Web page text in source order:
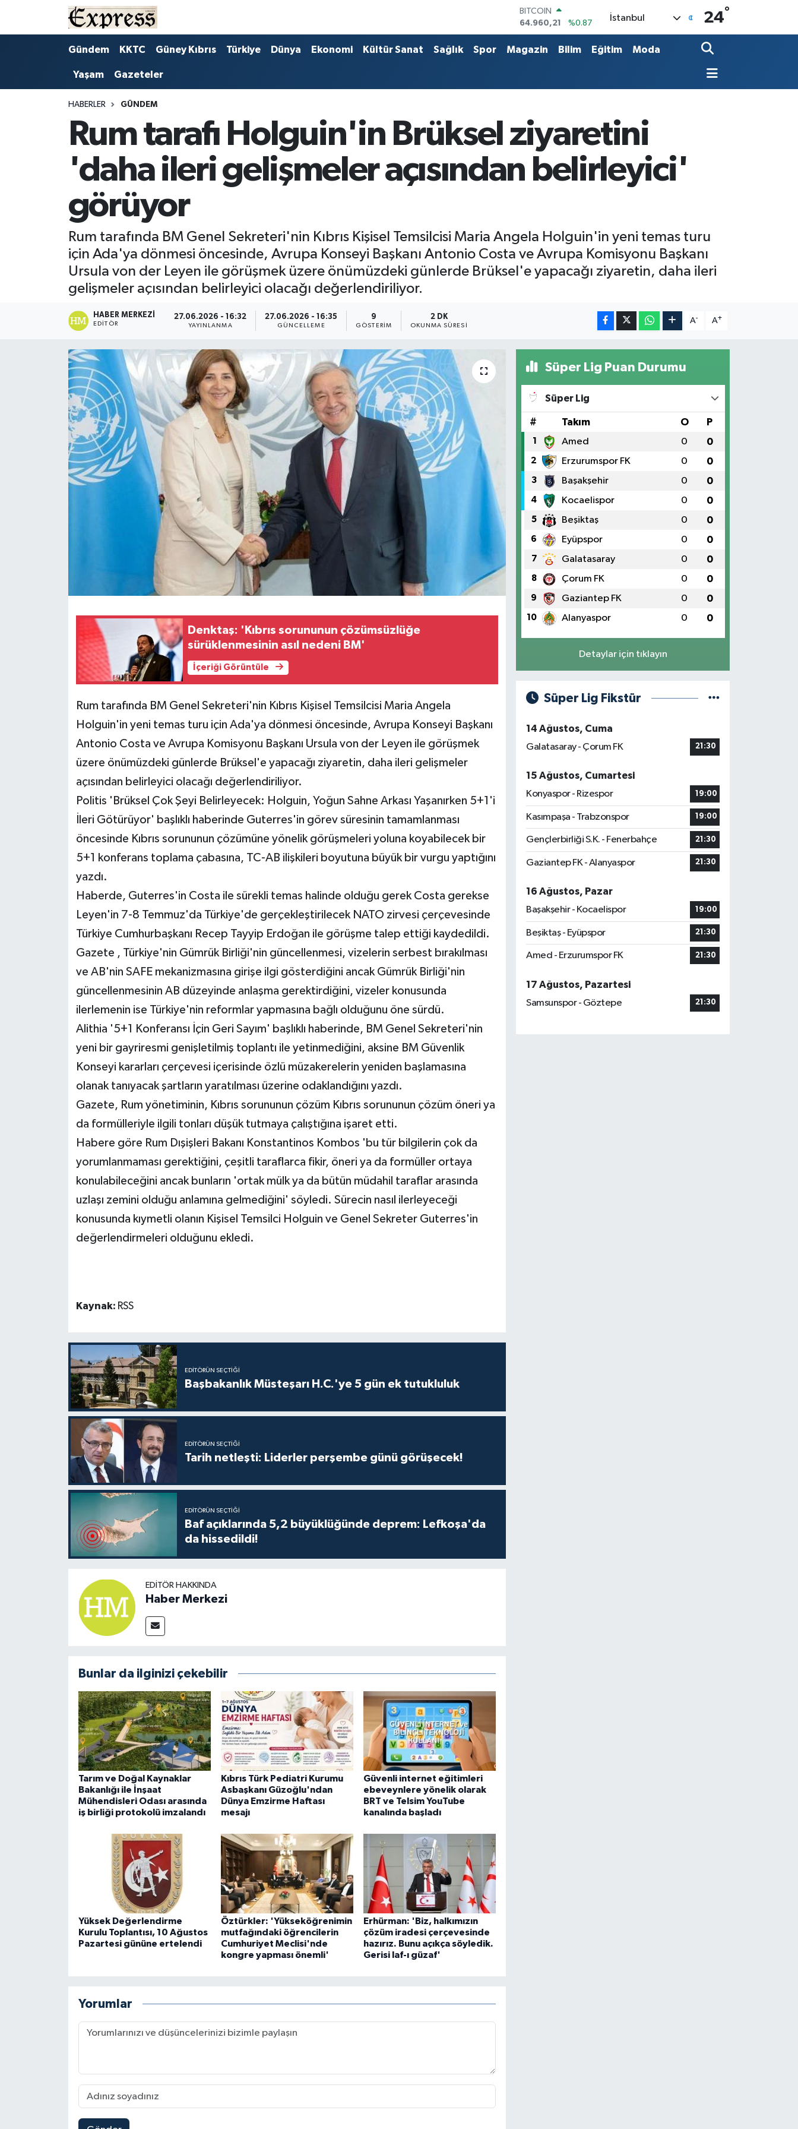
DOLAR
47,7436
%0.18
55,2510
%0.32
GRAM ALTIN
13.779
İstanbul 24°
Gündem KKTC Güney Kıbrıs Türkiye Dünya Ekonomi Kültür Sanat Sağlık Spor Magazin Bilim Eğitim Moda
Yaşam Gazeteler
HABERLER GÜNDEM
Rum tarafı Holguin'in Brüksel ziyaretini
'daha ileri gelişmeler açısından belirleyici'
görüyor
Rum tarafında BM Genel Sekreteri'nin Kıbrıs Kişisel Temsilcisi Maria Angela Holguin'in yeni temas turu
için Ada'ya dönmesi öncesinde, Avrupa Konseyi Başkanı Antonio Costa ve Avrupa Komisyonu Başkanı
Ursula von der Leyen ile görüşmek üzere önümüzdeki günlerde Brüksel'e yapacağı ziyaretin, daha ileri
gelişmeler açısından belirleyici olacağı değerlendiriliyor.
HABER MERKEZI
EDITÖR
27.06.2026 - 16:32
YAYINLANMA
27.06.2026 - 16:35
GÜNCELLEME
9
GÖSTERIM
2 DK
OKUNMA SÜRESI
A- A+
Denktaş: 'Kıbrıs sorununun çözümsüzlüğe
sürüklenmesinin asıl nedeni BM'
İçeriği Görüntüle
Rum tarafında BM Genel Sekreteri'nin Kıbrıs Kişisel Temsilcisi Maria Angela
Holguin'in yeni temas turu için Ada'ya dönmesi öncesinde, Avrupa Konseyi Başkanı
Antonio Costa ve Avrupa Komisyonu Başkanı Ursula von der Leyen ile görüşmek
üzere önümüzdeki günlerde Brüksel'e yapacağı ziyaretin, daha ileri gelişmeler
açısından belirleyici olacağı değerlendiriliyor.
Politis 'Brüksel Çok Şeyi Belirleyecek: Holguin, Yoğun Sahne Arkası Yaşanırken 5+1'i
İleri Götürüyor' başlıklı haberinde Guterres'in görev süresinin tamamlanması
öncesinde Kıbrıs sorununun çözümüne yönelik görüşmeleri yoluna koyabilecek bir
5+1 konferans toplama çabasına, TC-AB ilişkileri boyutuna büyük bir vurgu yaptığını
yazdı.
Haberde, Guterres'in Costa ile sürekli temas halinde olduğu gerek Costa gerekse
Leyen'in 7-8 Temmuz'da Türkiye'de gerçekleştirilecek NATO zirvesi çerçevesinde
Türkiye Cumhurbaşkanı Recep Tayyip Erdoğan ile görüşme talep ettiği kaydedildi.
Gazete , Türkiye'nin Gümrük Birliği'nin güncellenmesi, vizelerin serbest bırakılması
ve AB'nin SAFE mekanizmasına girişe ilgi gösterdiğini ancak Gümrük Birliği'nin
güncellenmesinin AB düzeyinde anlaşma gerektirdiğini, vizeler konusunda
ilerlemenin ise Türkiye'nin reformlar yapmasına bağlı olduğunu öne sürdü.
Alithia '5+1 Konferansı İçin Geri Sayım' başlıklı haberinde, BM Genel Sekreteri'nin
yeni bir gayriresmi genişletilmiş toplantı ile yetinmediğini, aksine BM Güvenlik
Konseyi kararları çerçevesi içerisinde özlü müzakerelerin yeniden başlamasına
olanak tanıyacak şartların yaratılması üzerine odaklandığını yazdı.
Gazete, Rum yönetiminin, Kıbrıs sorununun çözüm Kıbrıs sorununun çözüm öneri ya
da formülleriyle ilgili tonları düşük tutmaya çalıştığına işaret etti.
Habere göre Rum Dışişleri Bakanı Konstantinos Kombos 'bu tür bilgilerin çok da
yorumlanmaması gerektiğini, çeşitli taraflarca fikir, öneri ya da formüller ortaya
konulabileceğini ancak bunların 'ortak mülk ya da bütün müdahil taraflar arasında
uzlaşı zemini olduğu anlamına gelmediğini' söyledi. Sürecin nasıl ilerleyeceği
konusunda kıymetli olanın Kişisel Temsilci Holguin ve Genel Sekreter Guterres'in
değerlendirmeleri olduğunu ekledi.
Kaynak: RSS
EDITÖRÜN SEÇTIĞI
Başbakanlık Müsteşarı H.C.'ye 5 gün ek tutukluluk
EDITÖRÜN SEÇTIĞI
Tarih netleşti: Liderler perşembe günü görüşecek!
EDITÖRÜN SEÇTIĞI
Baf açıklarında 5,2 büyüklüğünde deprem: Lefkoşa'da
da hissedildi!
EDITÖR HAKKINDA
Haber Merkezi
Bunlar da ilginizi çekebilir
Tarım ve Doğal Kaynaklar
Bakanlığı ile İnşaat
Mühendisleri Odası arasında
iş birliği protokolü imzalandı
Kıbrıs Türk Pediatri Kurumu
Asbaşkanı Güzoğlu'ndan
Dünya Emzirme Haftası
mesajı
Güvenli internet eğitimleri
ebeveynlere yönelik olarak
BRT ve Telsim YouTube
kanalında başladı
Yüksek Değerlendirme
Kurulu Toplantısı, 10 Ağustos
Pazartesi gününe ertelendi
Öztürkler: 'Yükseköğrenimin
mutfağındaki öğrencilerin
Cumhuriyet Meclisi'nde
kongre yapması önemli'
Erhürman: 'Biz, halkımızın
çözüm iradesi çerçevesinde
hazırız. Bunu açıkça söyledik.
Gerisi laf-ı güzaf'
Yorumlar
Süper Lig Puan Durumu
Süper Lig
# Takım O P
1 Amed 0 0
2 Erzurumspor FK 0 0
3 Başakşehir 0 0
4 Kocaelispor 0 0
5 Beşiktaş 0 0
6 Eyüpspor 0 0
7 Galatasaray 0 0
8 Çorum FK 0 0
9 Gaziantep FK 0 0
10 Alanyaspor 0 0
Detaylar için tıklayın
Süper Lig Fikstür
14 Ağustos, Cuma
Galatasaray - Çorum FK
21:30
15 Ağustos, Cumartesi
Konyaspor - Rizespor
19:00
Kasımpaşa - Trabzonspor 19:00
Gençlerbirliği S.K. - Fenerbahçe 21:30
Gaziantep FK - Alanyaspor 21:30
16 Ağustos, Pazar
Başakşehir - Kocaelispor
19:00
Beşiktaş - Eyüpspor 21:30
Amed - Erzurumspor FK 21:30
17 Ağustos, Pazartesi
Samsunspor - Göztepe
21:30
ALAYKÖY
ALSANCAK
ÇATALKÖY
ENGLISH
ESENTEPE
GAZİMAĞUSA
GÜNDEM
GÜNEY KIBRIS
İÇ HABERLER
KÜLTÜR SANAT
ÖZEL HABER
Hava Durumu
Trafik Durumu
Süper Lig Puan Durumu ve Fikstür
Tüm Manşetler
Son Dakika Haberleri
Haber Arşivi